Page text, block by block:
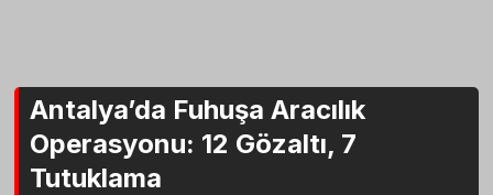
Antalya’da Fuhuşa Aracılık
Operasyonu: 12 Gözaltı, 7
Tutuklama